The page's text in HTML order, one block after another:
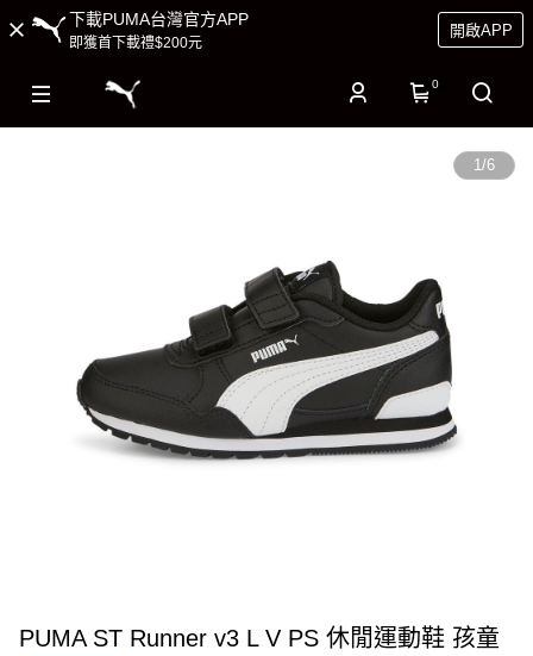
下載PUMA台灣官方APP
即獲首下載禮$200元
開啟APP
0
1/6
PUMA ST Runner v3 L V PS 休閒運動鞋 孩童